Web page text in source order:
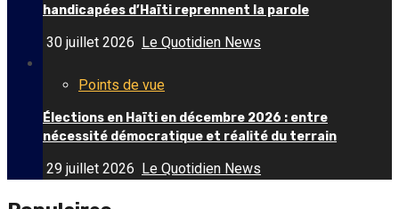
handicapées d’Haïti reprennent la parole
30 juillet 2026 Le Quotidien News
Points de vue
Élections en Haïti en décembre 2026 : entre
nécessité démocratique et réalité du terrain
29 juillet 2026 Le Quotidien News